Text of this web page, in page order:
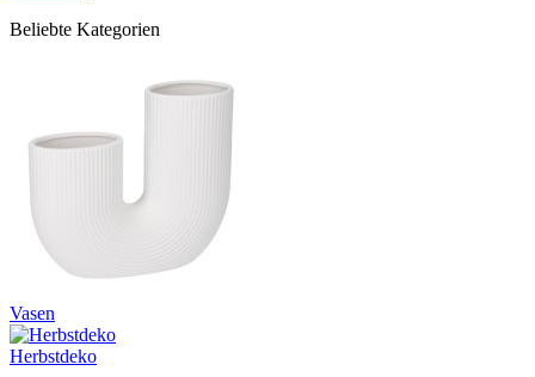
Beliebte Kategorien
Vasen
Herbstdeko